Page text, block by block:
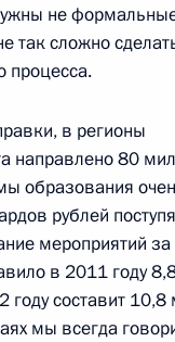
с терактом в
не
так сложно
процесса.
в регионы
направлено 80
образования
рублей
мероприятий за
в 2011 году
составит 10,8
мы всегда